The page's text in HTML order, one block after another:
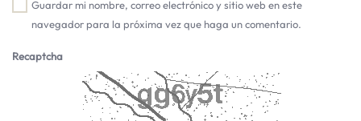
Guardar mi nombre, correo electrónico y sitio web en este
navegador para la próxima vez que haga un comentario.
Recaptcha